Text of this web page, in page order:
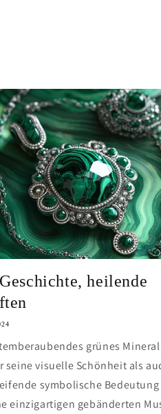
heilende
grünes
seine visuelle Schönheit als
symbolische Bedeutung
einzigartigen gebänderten